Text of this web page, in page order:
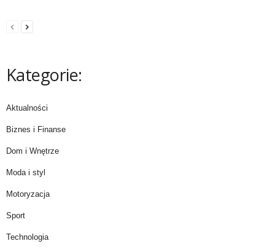
Kategorie:
Aktualności
Biznes i Finanse
Dom i Wnętrze
Moda i styl
Motoryzacja
Sport
Technologia